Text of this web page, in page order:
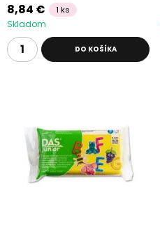
8,84 € 1 ks
Skladom
DO KOŠÍKA